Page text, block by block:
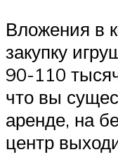
Вложения в
закупку
90-110
что вы
аренде, на
центр